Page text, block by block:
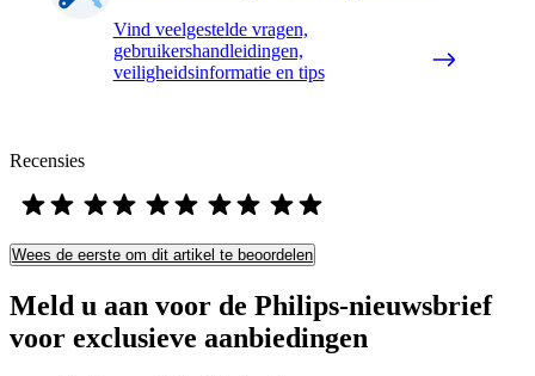
Vind veelgestelde vragen,
gebruikershandleidingen,
veiligheidsinformatie en tips
Recensies
Wees de eerste om dit artikel te beoordelen
Meld u aan voor de Philips-nieuwsbrief
voor exclusieve aanbiedingen